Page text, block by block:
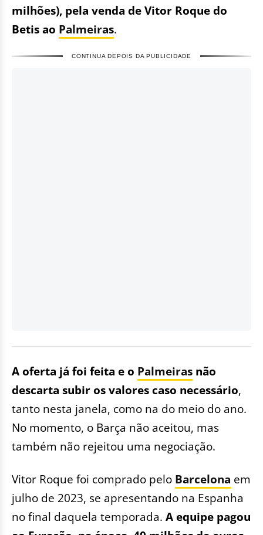
milhões), pela venda de Vitor Roque do
Betis ao Palmeiras.
CONTINUA DEPOIS DA PUBLICIDADE
A oferta já foi feita e o Palmeiras não
descarta subir os valores caso necessário,
tanto nesta janela, como na do meio do ano.
No momento, o Barça não aceitou, mas
também não rejeitou uma negociação.
Vitor Roque foi comprado pelo Barcelona em
julho de 2023, se apresentando na Espanha
no final daquela temporada. A equipe pagou